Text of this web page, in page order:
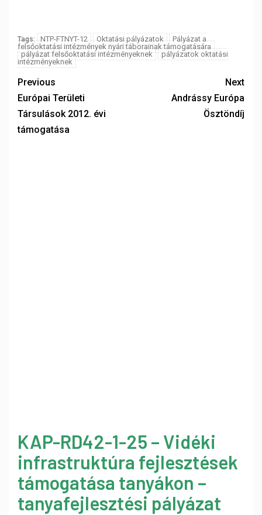
Tags: NTP-FTNYT-12 Oktatási pályázatok
Pályázat a
felsőoktatási intézmények nyári táborainak támogatására
pályázat felsőoktatási intézményeknek
pályázatok oktatási
intézményeknek
Previous
Európai Területi
Társulások 2012. évi
támogatása
Next
Andrássy Európa
Ösztöndíj
KAP-RD42-1-25 – Vidéki
infrastruktúra fejlesztések
támogatása tanyákon –
tanyafejlesztési pályázat